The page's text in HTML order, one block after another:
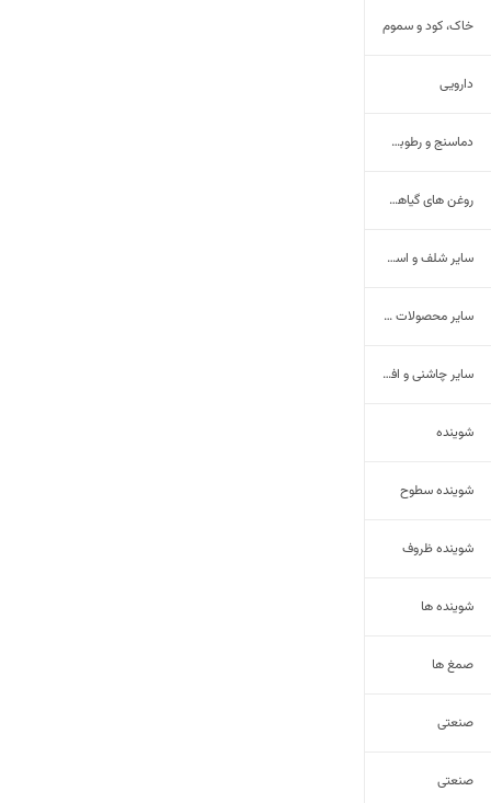
خاک، کود و سموم
دارویی
دماسنج و رطوبت سنج محیط
روغن‌ های گیاهی درمانی
سایر شلف و استند
سایر محصولات شیمیایی
سایر چاشنی و افزودنی ها
شوینده
شوینده سطوح
شوینده ظروف
شوینده ها
صمغ ها
صنعتی
صنعتی